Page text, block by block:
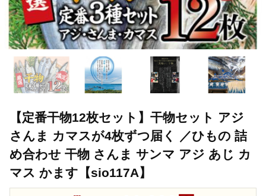
【定番干物12枚セット】干物セット アジ
さんま カマスが4枚ずつ届く ／ひもの 詰
め合わせ 干物 さんま サンマ アジ あじ カ
マス かます【sio117A】